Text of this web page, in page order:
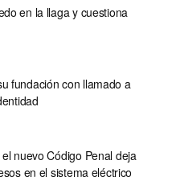
en la llaga y cuestiona
fundación con llamado a
nuevo Código Penal deja
en el sistema eléctrico